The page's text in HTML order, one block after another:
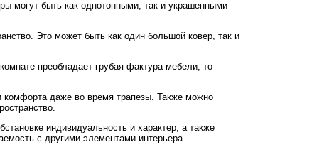
могут быть как однотонными, так и украшенными
Это может быть как один большой ковер, так и
преобладает грубая фактура мебели, то
комфорта даже во время трапезы. Также можно
индивидуальность и характер, а также
с другими элементами интерьера.